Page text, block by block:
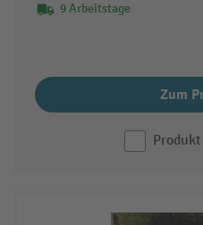
9 Arbeitstage
Zum